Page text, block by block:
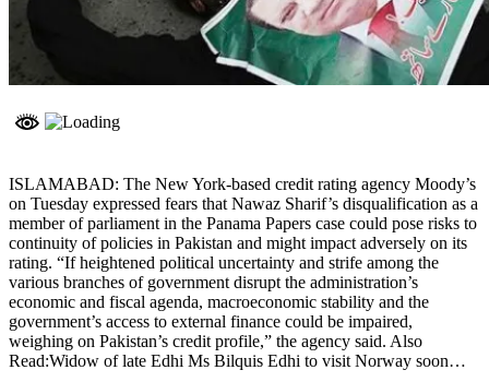
ISLAMABAD: The New York-based credit rating agency Moody’s
on Tuesday expressed fears that Nawaz Sharif’s disqualification as a
member of parliament in the Panama Papers case could pose risks to
continuity of policies in Pakistan and might impact adversely on its
rating. “If heightened political uncertainty and strife among the
various branches of government disrupt the administration’s
economic and fiscal agenda, macroeconomic stability and the
government’s access to external finance could be impaired,
weighing on Pakistan’s credit profile,” the agency said. Also
Read:Widow of late Edhi Ms Bilquis Edhi to visit Norway soon…